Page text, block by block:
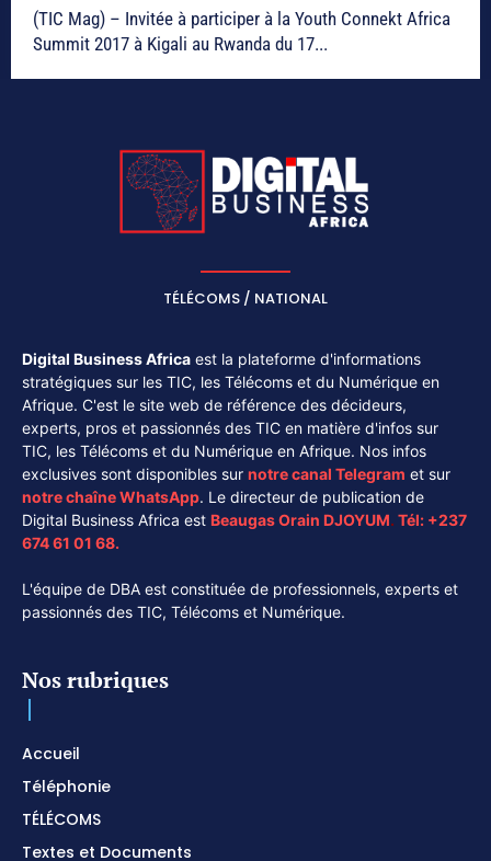
(TIC Mag) – Invitée à participer à la Youth Connekt Africa
Summit 2017 à Kigali au Rwanda du 17...
TÉLÉCOMS / NATIONAL
Digital Business Africa est la plateforme d'informations
stratégiques sur les TIC, les Télécoms et du Numérique en
Afrique. C'est le site web de référence des décideurs,
experts, pros et passionnés des TIC en matière d'infos sur
TIC, les Télécoms et du Numérique en Afrique. Nos infos
exclusives sont disponibles sur notre canal Telegram et sur
notre chaîneWhatsApp. Le directeur de publication de
Digital Business Africa est Beaugas Orain DJOYUM. Tél: +237
674 61 01 68.
L'équipe de DBA est constituée de professionnels, experts et
passionnés des TIC, Télécoms et Numérique.
Nos rubriques
Accueil
Téléphonie
TÉLÉCOMS
Textes et Documents